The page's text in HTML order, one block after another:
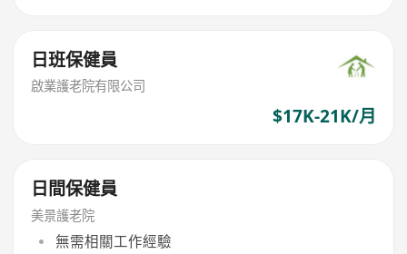
日班保健員
啟業護老院有限公司
$17K-21K/月
日間保健員
美景護老院
無需相關工作經驗